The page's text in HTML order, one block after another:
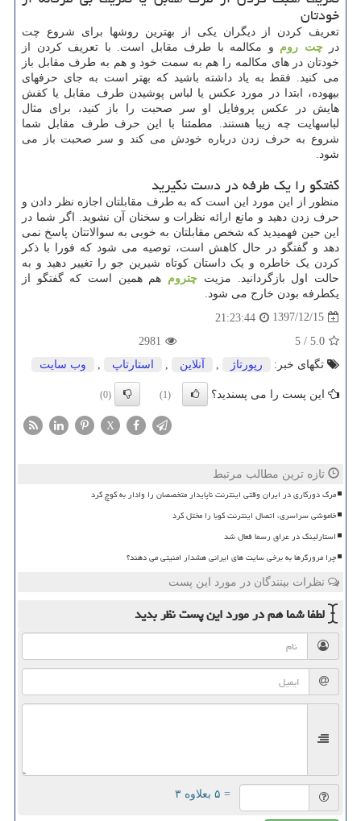
خودتان
تعریف کردن از دیگران یکی از بهترین روشها برای شروع چت
درچت روم و مکالمه با طرف مقابل است. با تعریف کردن از
خودتان در های مکالمه را هم به سمت خود و هم به طرف مقابل باز
می کنید. فقط به یاد داشته باشید که بهتر است به جای حرفهای
بیهوده، ابتدا در مورد عکس یا لباس پوشیدن طرف مقابل یا کفش
هایش در عکس پروفایل او سر صحبت را باز کنید، برای مثال
لباسهایت چه زیبا هستند. مطمئنا با این حرف طرف مقابل شما
شروع به حرف زدن درباره خودش می کند و سر صحبت باز می
شود.
گفتگو را یک طرفه در دست نگیرید
منظور از این مورد این است که به طرف مقابلتان اجازه نظر دادن و
حرف زدن دهید و مانع ارائه نظرات و سخنان آن نشوید. اگر شما در
این حین فهمیدید که شخص مقابلتان به خوبی به سوالاتتان پاسخ نمی
دهد و گفتگو در حال کاهش است، توصیه می شود که فورا با ذکر
کردن یک خاطره و یک داستان کوتاه شیرین جو را تغییر دهید و به
حالت اول بازگردانید. مزیت چتروم هم همین است که گفتگو از
یکطرفه بودن خارج می شود.
1397/12/15
21:23:44
5.0
/
5
2981
تگهای خبر:
رپورتاژ , آنلاین , استارتاپ , وب سایت
این پست را می پسندید؟ (1)
(0)
X
تازه ترین مطالب مرتبط
مرگ دورکاری در ایران وقتی اینترنت ناپایدار متخصصان را وادار به کوچ کرد
خاموشی سراسری، اتصال اینترنت کوبا را مختل کرد
استارلینک در عراق رسما فعال شد
چرا مرورگرها به برخی سایت های ایرانی هشدار امنیتی می دهند؟
نظرات بینندگان در مورد این پست
لطفا شما همدر مورد این پستنظر بدید
= ۵ بعلاوه ۳